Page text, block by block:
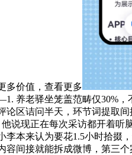
多价值，查看更多
养老驿坐笼盖范畴仅30%，
论区诘问半天，环节词提取
说现正在每次采访都开着听
李本来认为要花1.5小时拾掇
容间接就能拆成微博，第三